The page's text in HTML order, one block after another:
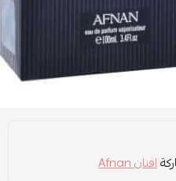
افنان Afnan